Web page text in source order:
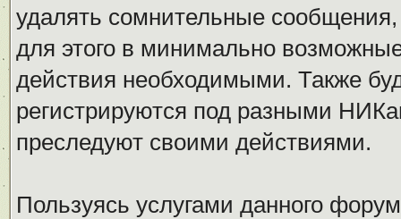
удалять сомнительные
для этого в минимально
действия необходимыми. Также
регистрируются под разными
преследуют своими действиями.
Пользуясь услугами данного